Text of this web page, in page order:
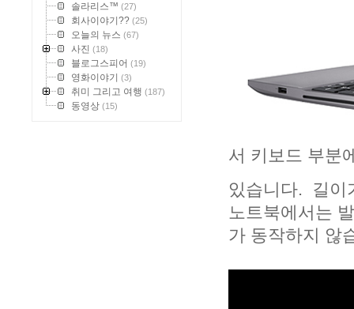
솔라리스™ (27)
회사이야기?? (25)
오늘의 뉴스 (67)
사진 (18)
블로그스피어 (19)
영화이야기 (3)
취미 그리고 여행 (187)
동영상 (15)
서 키보드 부분
있습니다. 길이
노트북에서는
가 동작하지 않